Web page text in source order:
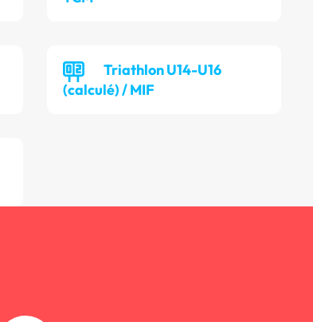
Triathlon U14-U16
(calculé) / MIF